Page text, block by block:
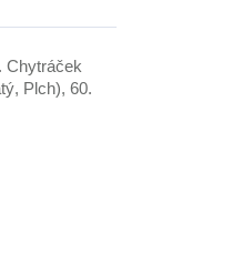
Chytráček
Plch), 60.